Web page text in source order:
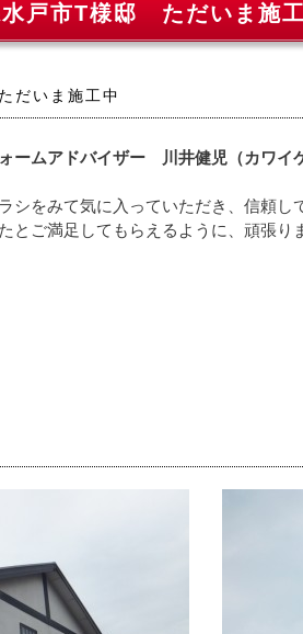
戸市T様邸 ただいま施
だいま施工中
ームアドバイザー 川井健児（カワイ
シをみて気に入っていただき、信頼し
とご満足してもらえるように、頑張り